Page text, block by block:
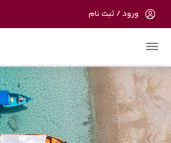
در حال حاضر ارتباط با سرور
ورود / ثبت نام